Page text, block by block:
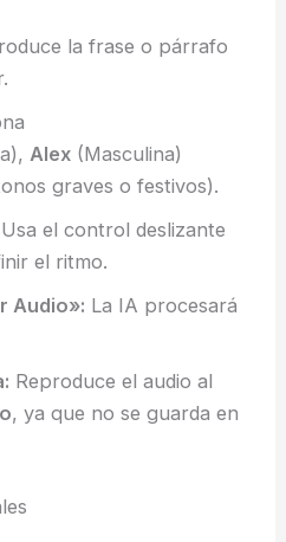
la frase o párrafo
Alex (Masculina)
graves o festivos).
Usa el control deslizante
el ritmo.
Audio»: La IA procesará
Reproduce el audio al
, ya que no se guarda en